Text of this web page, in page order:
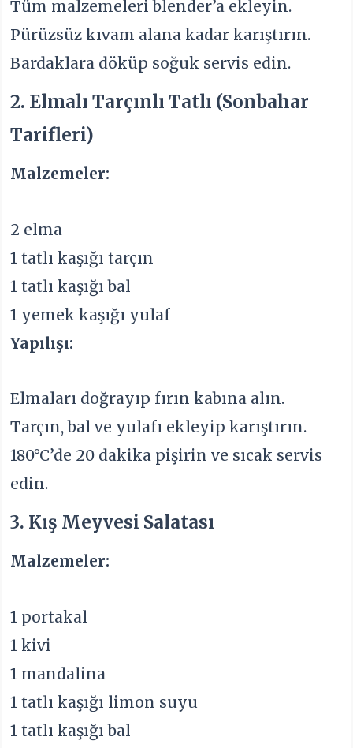
Tüm malzemeleri blender’a ekleyin.
Pürüzsüz kıvam alana kadar karıştırın.
Bardaklara döküp soğuk servis edin.
2. Elmalı Tarçınlı Tatlı (Sonbahar
Tarifleri)
Malzemeler:
2 elma
1 tatlı kaşığı tarçın
1 tatlı kaşığı bal
1 yemek kaşığı yulaf
Yapılışı:
Elmaları doğrayıp fırın kabına alın.
Tarçın, bal ve yulafı ekleyip karıştırın.
180°C’de 20 dakika pişirin ve sıcak servis
edin.
3. Kış Meyvesi Salatası
Malzemeler:
1 portakal
1 kivi
1 mandalina
1 tatlı kaşığı limon suyu
1 tatlı kaşığı bal